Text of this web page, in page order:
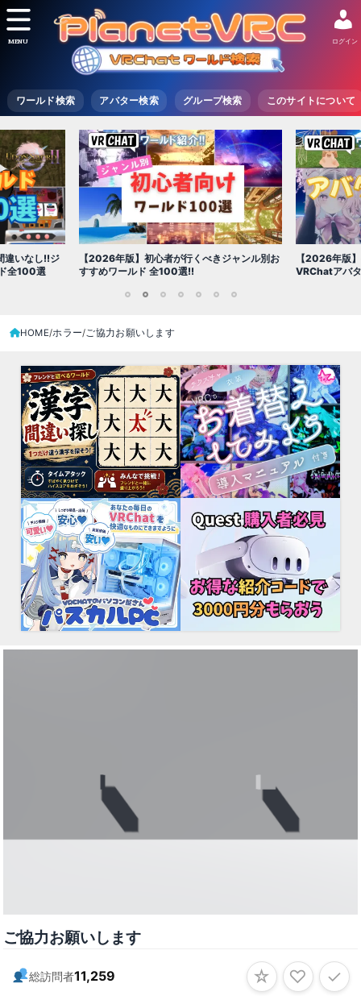
ワールド検索 アバター検索 グループ検索 このサイトについて
ログイン
MENU
違いなし!!ジ
全100選
【2026年版】初心者が行くべきジャンル別お
すすめワールド 全100選!!
【2026年版
VRChatアバ
HOME ホラー ご協力お願いします
ご協力お願いします
総訪問者11,259 ☆ ♡ ✓